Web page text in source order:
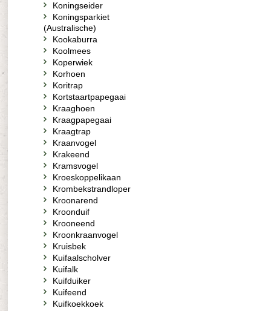
Koningseider
Koningsparkiet
(Australische)
Kookaburra
Koolmees
Koperwiek
Korhoen
Koritrap
Kortstaartpapegaai
Kraaghoen
Kraagpapegaai
Kraagtrap
Kraanvogel
Krakeend
Kramsvogel
Kroeskoppelikaan
Krombekstrandloper
Kroonarend
Kroonduif
Krooneend
Kroonkraanvogel
Kruisbek
Kuifaalscholver
Kuifalk
Kuifduiker
Kuifeend
Kuifkoekkoek